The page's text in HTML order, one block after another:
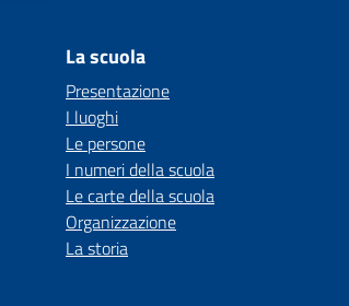
La scuola
Presentazione
I luoghi
Le persone
I numeri della scuola
Le carte della scuola
Organizzazione
La storia